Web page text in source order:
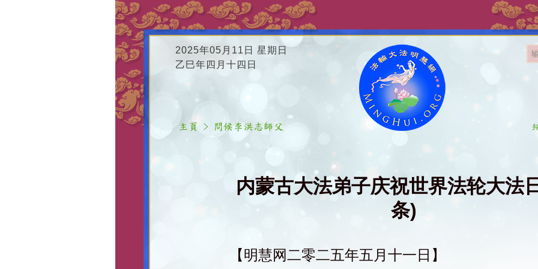
2025年05月11日 星期日
乙巳年四月十四日
内蒙古大法弟子庆祝世界法轮大法
条)
【明慧网二零二五年五月十一日】